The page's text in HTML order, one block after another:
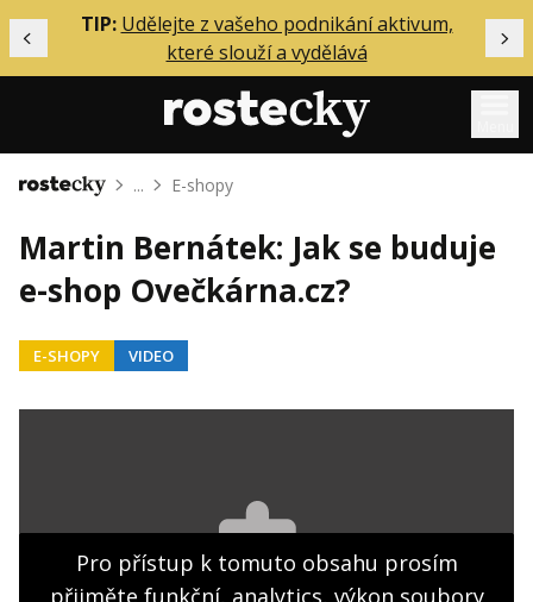
Předchozí
TIP: Udělejte z vašeho podnikání aktivum,
které slouží a vydělává
Mentoring
Podcasty
Solo
Inzerce
O mně
Kontakt
Obchodní podmínky
Domů ... E-shopy
Martin Bernátek: Jak se buduje
e-shop Ovečkárna.cz?
E-SHOPY VIDEO
Pro přístup k tomuto obsahu prosím